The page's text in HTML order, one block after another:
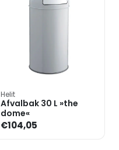
Helit
Afvalbak 30 L »the
dome«
€104,05